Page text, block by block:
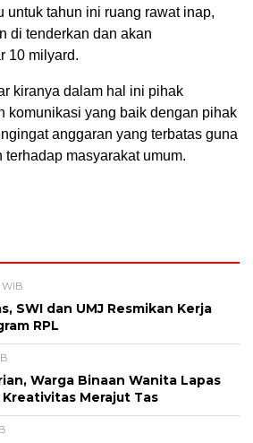
untuk tahun ini ruang rawat inap,
di tenderkan dan akan
10 milyard.
kiranya dalam hal ini pihak
komunikasi yang baik dengan pihak
anggaran yang terbatas guna
masyarakat umum.
WIB
SWI dan UMJ Resmikan Kerja
RPL
Warga Binaan Wanita Lapas
Kreativitas Merajut Tas